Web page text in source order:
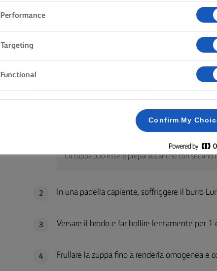
METODO
Tagliare a pezzi la zucca, la cipolla e l'aglio.
La zuppa può essere preparata anche con sedano
2 In una padella capiente, soffriggere il burro
3 Versare il brodo e far bollire lentamente per 1
4 Frullare la zuppa fino a renderla omogenea e
Performance
Targeting
Functional
Confirm My